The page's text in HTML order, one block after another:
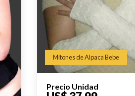
Mitones de Alpaca Bebe
Precio Unidad